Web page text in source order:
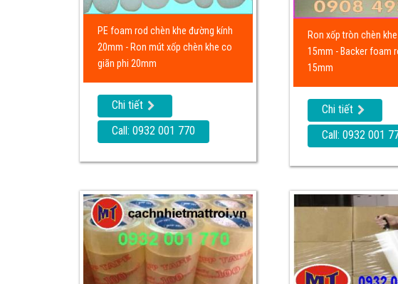
PE foam rod chèn khe đường kính
20mm - Ron mút xốp chèn khe co
giãn phi 20mm
Chi tiết
Call: 0932 001 770
Ron xốp tròn chèn
15mm - Backer foam
15mm
Chi tiết
Call: 0932 001